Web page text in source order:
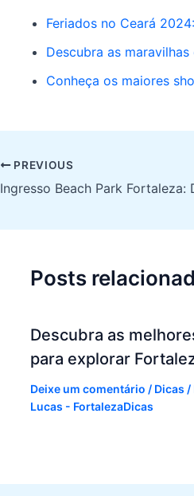
Feriados no Ceará
Descubra as
Conheça os maiores
Post
navigation
PREVIOUS
Posts
Descubra as
para explorar
Deixe um comentário / Dicas /
Lucas - FortalezaDicas